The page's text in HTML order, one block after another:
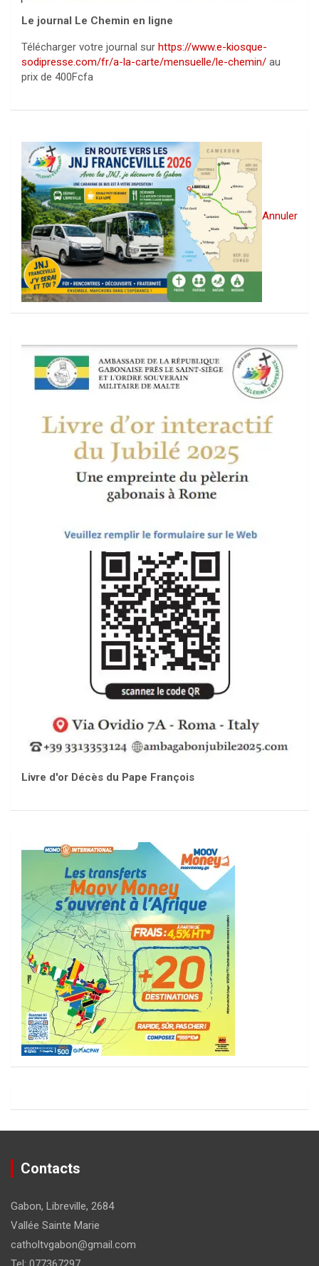
Le journal Le Chemin en ligne
Télécharger votre journal sur https://www.e-kiosque-
sodipresse.com/fr/a-la-carte/mensuelle/le-chemin/ au
prix de 400Fcfa
Annuler
Livre d'or Décès du Pape François
Contacts
Gabon, Libreville, 2684
Vallée Sainte Marie
catholtvgabon@gmail.com